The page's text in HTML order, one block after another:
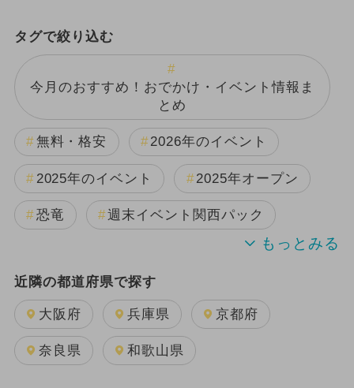
タグで絞り込む
今月のおすすめ！おでかけ・イベント情報ま
とめ
無料・格安 2026年のイベント
2025年のイベント 2025年オープン
恐竜 週末イベント関西パック
2024年のイベント
2025年11月のイベント
2026年8月のイベント
近隣の都道府県で探す
大阪府 兵庫県 京都府
奈良県 和歌山県